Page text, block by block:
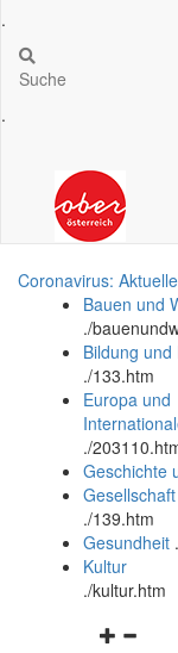
.
Suche
.
Coronavirus:
Bauen und
./
Bildung
./133.htm
Europa und
./
Geschichte
./139.htm
Gesundheit .
Kultur
./kultur.htm